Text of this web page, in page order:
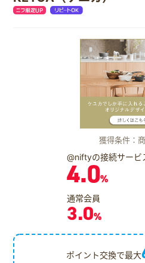
獲得条件：
@niftyの接続サービ
4.0%
通常会員
3.0%
ポイント交換で最大